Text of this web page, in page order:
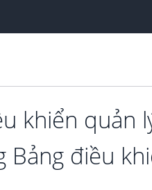
khiển quản
Bảng điều